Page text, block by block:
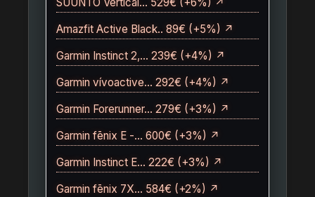
Amazfit Active Black.. 89€ (+5%) ↗
Garmin Instinct 2,… 239€ (+4%) ↗
Garmin vívoactive… 292€ (+4%) ↗
Garmin Forerunner… 279€ (+3%) ↗
Garmin fēnix E -… 600€ (+3%) ↗
Garmin Instinct E… 222€ (+3%) ↗
Garmin fēnix 7X… 584€ (+2%) ↗